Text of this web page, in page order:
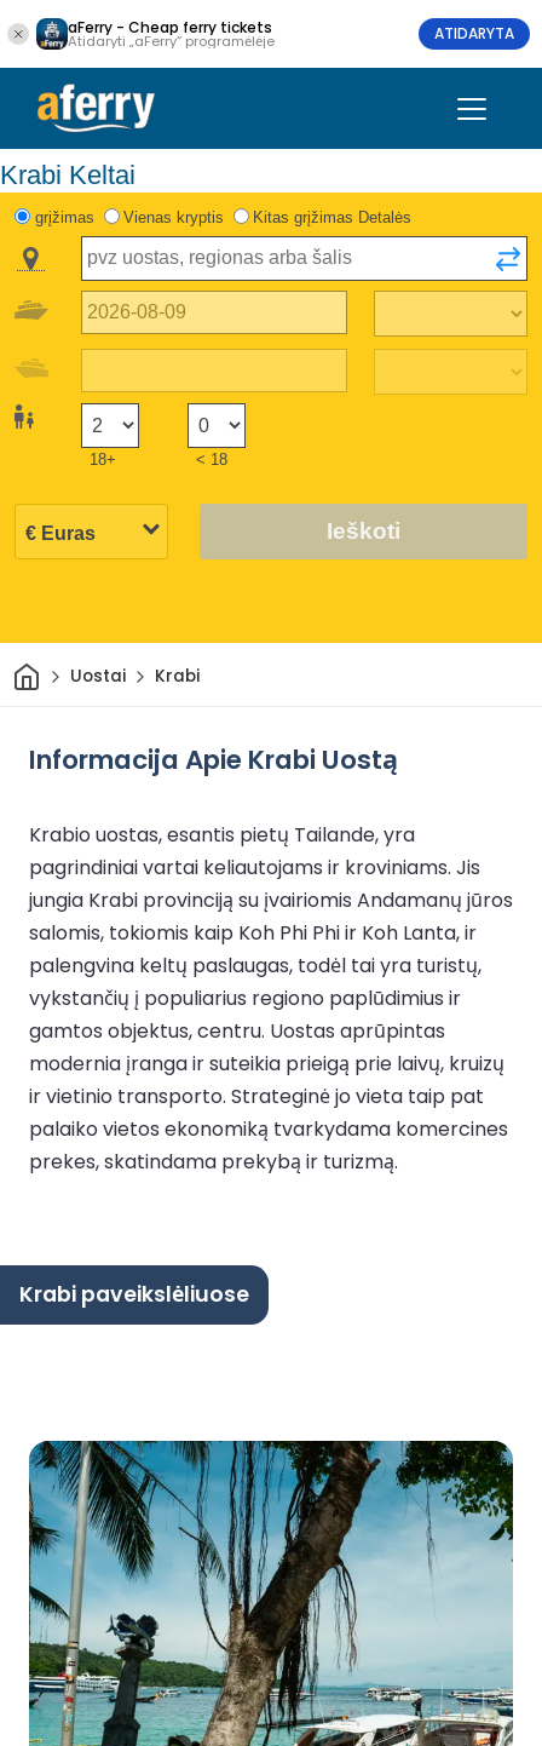
aFerry - Cheap ferry tickets
Atidaryti „aFerry“ programėlėje ATIDARYTA
Krabi Keltai
grįžimas Vienas kryptis Kitas grįžimas Detalės
18+ < 18
Ieškoti
Pradžia
Uostai Krabi
Informacija Apie Krabi Uostą
Krabio uostas, esantis pietų Tailande, yra
pagrindiniai vartai keliautojams ir kroviniams. Jis
jungia Krabi provinciją su įvairiomis Andamanų jūros
salomis, tokiomis kaip Koh Phi Phi ir Koh Lanta, ir
palengvina keltų paslaugas, todėl tai yra turistų,
vykstančių į populiarius regiono paplūdimius ir
gamtos objektus, centru. Uostas aprūpintas
modernia įranga ir suteikia prieigą prie laivų, kruizų
ir vietinio transporto. Strateginė jo vieta taip pat
palaiko vietos ekonomiką tvarkydama komercines
prekes, skatindama prekybą ir turizmą.
Krabi paveikslėliuose